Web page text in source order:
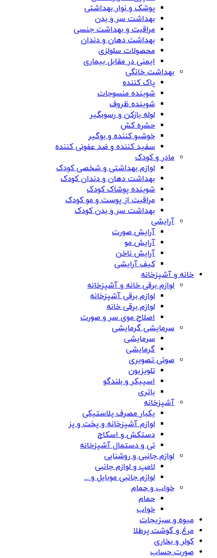
پوشک و نوار بهداشتی
بهداشت سر و بدن
مراقبت و بهداشت جنسی
بهداشت دهان و دندان
محصولات سلولزی
ایمنی در مقابل بیماری
بهداشت خانگی
پاک کننده
شوینده منسوجات
شوینده ظروف
لوله بازکن و رسوبگیر
حشره کش
خوشبو کننده و بوگیر
سفید کننده و ضد عفونی کننده
مادر و کودک
لوازم بهداشتی و شخصی کودک
بهداشت دهان و دندان کودک
شوینده پوشاک کودک
مراقبت از پوست و مو کودک
بهداشت سر و بدن کودک
آرایشی
آرایش صورت
آرایش مو
آرایش ناخن
کیف آرایشی
خانه و آشپزخانه
لوازم برقی خانه و آشپزخانه
لوازم برقی آشپزخانه
لوازم برقی خانه
اصلاح موی سر و صورت
سرمایشی گرمایشی
سرمایشی
گرمایشی
صوتی تصویری
تلویزیون
اسپیکر و بلندگو
باتری
آشپزخانه
یکبار مصرف پلاستیکی
لوازم آشپزخانه و پخت و پز
دستکش و اسکاج
تی و دستمال آشپزخانه
لوازم جانبی و روشنایی
لامپ و لوازم جانبی
لوازم جانبی موبایل و ...
خواب و حمام
حمام
خواب
میوه و سبزیجات
مرغ و گوشت پرطلا
کولر و بخاری
صورت حساب